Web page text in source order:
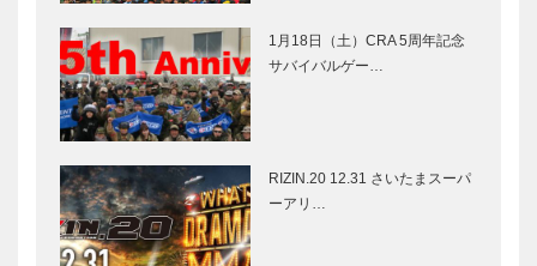
1月18日（土）CRA 5周年記念
サバイバルゲー…
RIZIN.20 12.31 さいたまスーパ
ーアリ…